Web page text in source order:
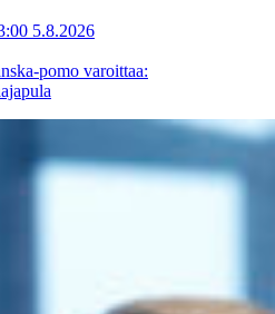
5.8.2026
pomo varoittaa: